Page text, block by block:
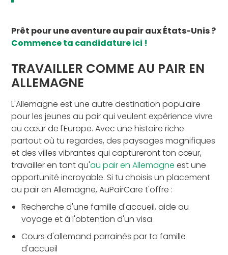
Prêt pour une aventure au pair aux États-Unis ?
Commence ta candidature ici !
TRAVAILLER COMME AU PAIR EN
ALLEMAGNE
L'Allemagne est une autre destination populaire
pour les jeunes au pair qui veulent expérience vivre
au cœur de l'Europe. Avec une histoire riche
partout où tu regardes, des paysages magnifiques
et des villes vibrantes qui captureront ton cœur,
travailler en tant qu'au pair en Allemagne est une
opportunité incroyable. Si tu choisis un placement
au pair en Allemagne, AuPairCare t'offre :
Recherche d'une famille d'accueil, aide au
voyage et à l'obtention d'un visa
Cours d'allemand parrainés par ta famille
d'accueil